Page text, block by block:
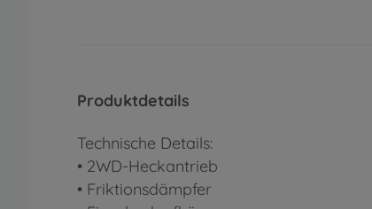
Produktdetails
Technische Details:
• 2WD-Heckantrieb
• Friktionsdämpfer